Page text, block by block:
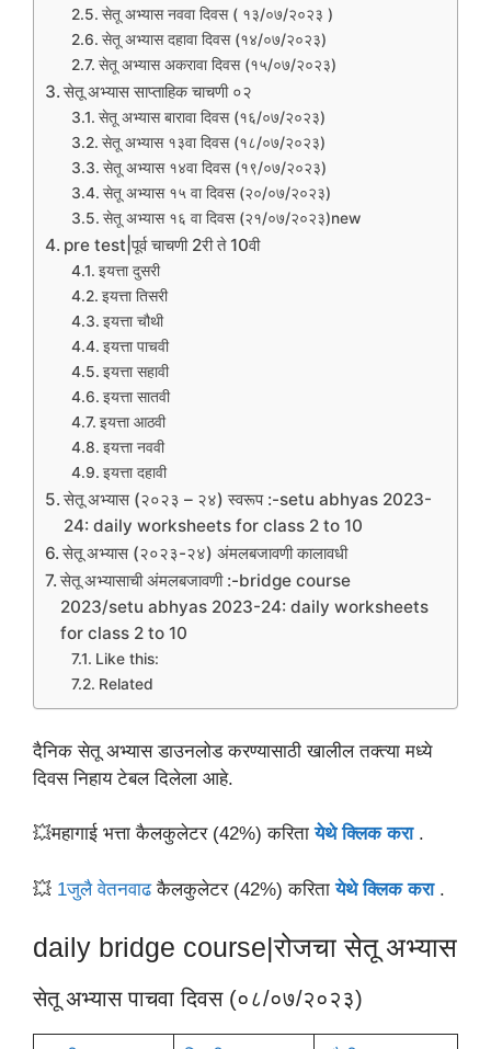
सेतू अभ्यास नववा दिवस ( १३/०७/२०२३ )
सेतू अभ्यास दहावा दिवस (१४/०७/२०२३)
सेतू अभ्यास अकरावा दिवस (१५/०७/२०२३)
सेतू अभ्यास साप्ताहिक चाचणी ०२
सेतू अभ्यास बारावा दिवस (१६/०७/२०२३)
सेतू अभ्यास १३वा दिवस (१८/०७/२०२३)
सेतू अभ्यास १४वा दिवस (१९/०७/२०२३)
सेतू अभ्यास १५ वा दिवस (२०/०७/२०२३)
सेतू अभ्यास १६ वा दिवस (२१/०७/२०२३)new
pre test|पूर्व चाचणी 2री ते 10वी
इयत्ता दुसरी
इयत्ता तिसरी
इयत्ता चौथी
इयत्ता पाचवी
इयत्ता सहावी
इयत्ता सातवी
इयत्ता आठवी
इयत्ता नववी
इयत्ता दहावी
सेतू अभ्यास (२०२३ – २४) स्वरूप :-setu abhyas 2023-
24: daily worksheets for class 2 to 10
सेतू अभ्यास (२०२३-२४) अंमलबजावणी कालावधी
सेतू अभ्यासाची अंमलबजावणी :-bridge course
2023/setu abhyas 2023-24: daily worksheets
for class 2 to 10
Like this:
Related
दैनिक सेतू अभ्यास डाउनलोड करण्यासाठी खालील तक्त्या मध्ये
दिवस निहाय टेबल दिलेला आहे.
💥महागाई भत्ता कैलकुलेटर (42%) करितायेथे क्लिक करा.
💥 1जुलै वेतनवाढकैलकुलेटर (42%) करितायेथे क्लिक करा.
daily bridge course|रोजचा सेतू अभ्यास
सेतू अभ्यास पाचवा दिवस (०८/०७/२०२३)